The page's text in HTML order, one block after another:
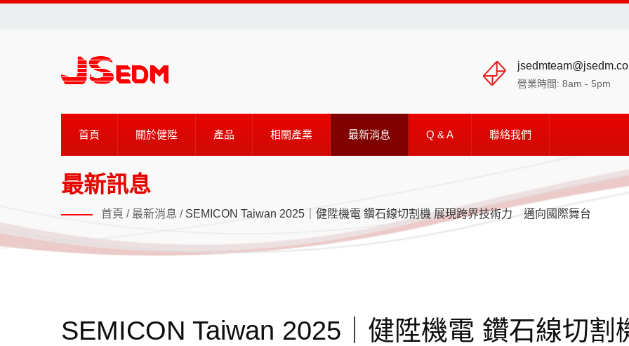
營業時間: 8am - 5pm
首頁 關於健陞 產品 相關產業 最新消息 Q & A 聯絡我們
最新訊息
首頁 / 最新消息 / SEMICON Taiwan 2025｜健陞機電 鑽石線切割機 展現跨界技術力 邁向國際舞台
SEMICON Taiwan 2025｜健陞機電 鑽石線切割